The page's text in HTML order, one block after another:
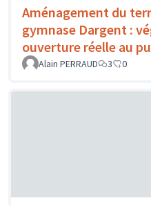
Aménagement du
gymnase Dargent :
ouverture réelle au
Alain PERRAUD 3 0